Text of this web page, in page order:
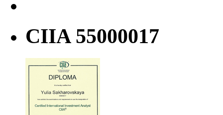
CIIA 55000017